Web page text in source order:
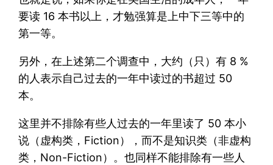
要读 16 本书以上，才勉强算是上中下三等中的
第一等。
另外，在上述第二个调查中，大约（只）有 8 %
的人表示自己过去的一年中读过的书超过 50
本。
这里并不排除有些人过去的一年里读了 50 本小
说（虚构类，Fiction），而不是知识类（非虚构
类，Non-Fiction）。也同样不能排除有一些人